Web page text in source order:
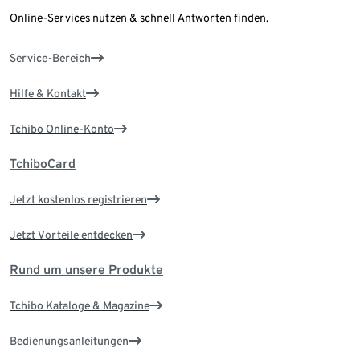
Online-Services nutzen & schnell Antworten finden.
Service-Bereich
Hilfe & Kontakt
Tchibo Online-Konto
TchiboCard
Jetzt kostenlos registrieren
Jetzt Vorteile entdecken
Rund um unsere Produkte
Tchibo Kataloge & Magazine
Bedienungsanleitungen